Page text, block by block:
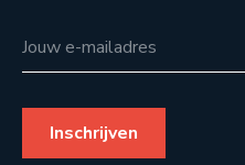
Jouw e-mailadres